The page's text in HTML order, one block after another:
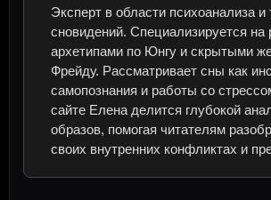
Эксперт в области психоанализа и
сновидений. Специализируется на
архетипами по Юнгу и скрытыми
Фрейду. Рассматривает сны как
самопознания и работы со
сайте Елена делится глубокой
образов, помогая читателям
своих внутренних конфликтах и